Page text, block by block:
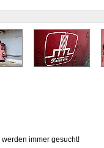
immer gesucht!